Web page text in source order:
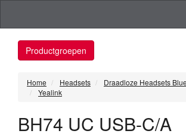
Productgroepen
Home Headsets
Draadloze Headsets
Yealink
BH74 UC USB-C/A